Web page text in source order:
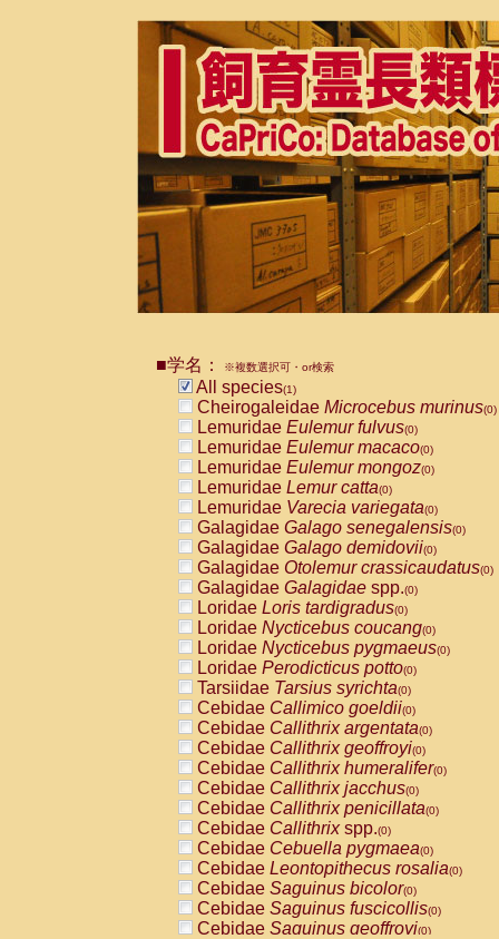
■学名： ※複数選択可・or検索
All species(1)
Cheirogaleidae Microcebus murinus(0)
Lemuridae Eulemur fulvus(0)
Lemuridae Eulemur macaco(0)
Lemuridae Eulemur mongoz(0)
Lemuridae Lemur catta(0)
Lemuridae Varecia variegata(0)
Galagidae Galago senegalensis(0)
Galagidae Galago demidovii(0)
Galagidae Otolemur crassicaudatus(0)
Galagidae Galagidae spp.(0)
Loridae Loris tardigradus(0)
Loridae Nycticebus coucang(0)
Loridae Nycticebus pygmaeus(0)
Loridae Perodicticus potto(0)
Tarsiidae Tarsius syrichta(0)
Cebidae Callimico goeldii(0)
Cebidae Callithrix argentata(0)
Cebidae Callithrix geoffroyi(0)
Cebidae Callithrix humeralifer(0)
Cebidae Callithrix jacchus(0)
Cebidae Callithrix penicillata(0)
Cebidae Callithrixspp.(0)
Cebidae Cebuella pygmaea(0)
Cebidae Leontopithecus rosalia(0)
Cebidae Saguinus bicolor(0)
Cebidae Saguinus fuscicollis(0)
Cebidae Saguinus geoffroyi(0)